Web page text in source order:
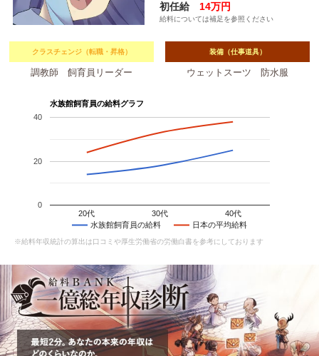
初任給 14万円
給料については補足を参照ください
クラスチェンジ（転職・昇格）
調教師 飼育員リーダー
装備（仕事道具）
ウェットスーツ 防水服
水族館飼育員の給料グラフ
水族館飼育員の給料 日本の平均給料
20代 30代 40代
0
20
40
※給料年収統計の算出は口コミや厚生労働省の労働白書を参考にしております